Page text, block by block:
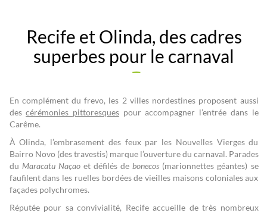
Recife et Olinda, des cadres
superbes pour le carnaval
En complément du frevo, les 2 villes nordestines proposent aussi
descérémonies pittoresquespour accompagner l’entrée dans le
Carême.
À Olinda, l’embrasement des feux par les Nouvelles Vierges du
Bairro Novo (des travestis) marque l’ouverture du carnaval. Parades
du Maracatu Naçaoet défilés debonecos (marionnettes géantes) se
faufilent dans les ruelles bordées de vieilles maisons coloniales aux
façades polychromes.
Réputée pour sa convivialité, Recife accueille de très nombreux